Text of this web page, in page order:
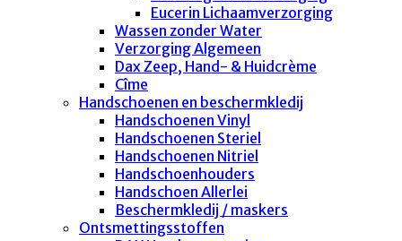
Eucerin Lichaamverzorging
Wassen zonder Water
Verzorging Algemeen
Dax Zeep, Hand- & Huidcrème
Cîme
Handschoenen en beschermkledij
Handschoenen Vinyl
Handschoenen Steriel
Handschoenen Nitriel
Handschoenhouders
Handschoen Allerlei
Beschermkledij / maskers
Ontsmettingsstoffen